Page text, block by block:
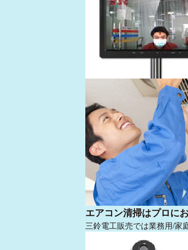
高機能ガラスコーテ
エアコン清掃はプロに
三鈴電工販売では業務用/家